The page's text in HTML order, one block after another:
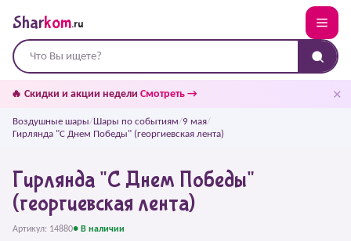
Sharkom.ru
🔥 Скидки и акции недели Смотреть → ✕
Воздушные шары/Шары по событиям/9 мая/
Гирлянда "С Днем Победы" (георгиевская лента)
Гирлянда "С Днем Победы"
(георгиевская лента)
Артикул: 14880● В наличии